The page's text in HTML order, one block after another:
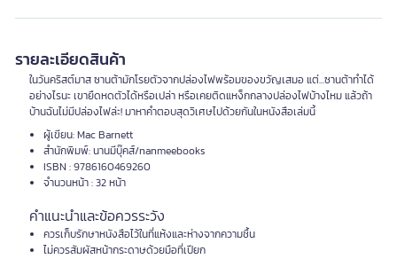
รายละเอียดสินค้า
ในวันคริสต์มาส ซานต้ามักโรยตัวจากปล่องไฟพร้อมของขวัญเสมอ แต่...ซานต้าทำได้
อย่างไรนะ เขายืดหดตัวได้หรือเปล่า หรือเคยติดแหง็กกลางปล่องไฟบ้างไหม แล้วถ้า
บ้านฉันไม่มีปล่องไฟล่ะ! มาหาคำตอบสุดวิเศษไปด้วยกันในหนังสือเล่มนี้
ผู้เขียน: Mac Barnett
สำนักพิมพ์: นานมีบุ๊คส์/nanmeebooks
ISBN : 9786160469260
จำนวนหน้า : 32 หน้า
คำแนะนำและข้อควรระวัง
ควรเก็บรักษาหนังสือไว้ในที่แห้งและห่างจากความชื้น
ไม่ควรสัมผัสหน้ากระดาษด้วยมือที่เปียก